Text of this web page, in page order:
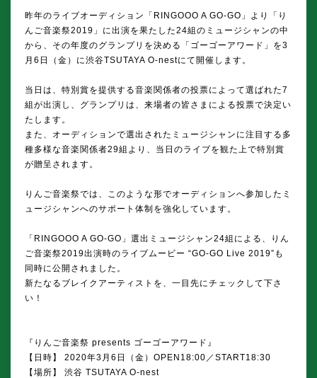
昨年のライブオーディション「RINGOOO A GO-GO」より「り
んご音楽祭2019」に出演を果たした24組のミュージシャンの中
から、その年度のグランプリを決める「ゴーゴーアワード」を3
月6日（金）に渋谷TSUTAYA O-nestにて開催します。
当日は、特別賞を提供する音楽関係者の投票によって選ばれた7
組が出演し、グランプリは、来場者の皆さまによる投票で決定い
たします。
また、オーディションで選出されたミュージシャンに注目する多
種多様な音楽関係者29組より、当日のライブを観た上で特別賞
が贈呈されます。
りんご音楽祭では、このような形でオーディションへ参加したミ
ュージシャンへのサポート体制を強化しています。
「RINGOOO A GO-GO」選出ミュージシャン24組による、りん
ご音楽祭2019出演時のライブムービー “GO-GO Live 2019”も
同時に公開されました。
新たなるブレイクアーティストを、一目先にチェックして下さ
い！
『りんご音楽祭 presents ゴーゴーアワード』
【日時】 2020年3月6日（金）OPEN18:00／START18:30
【場所】 渋谷 TSUTAYA O-nest